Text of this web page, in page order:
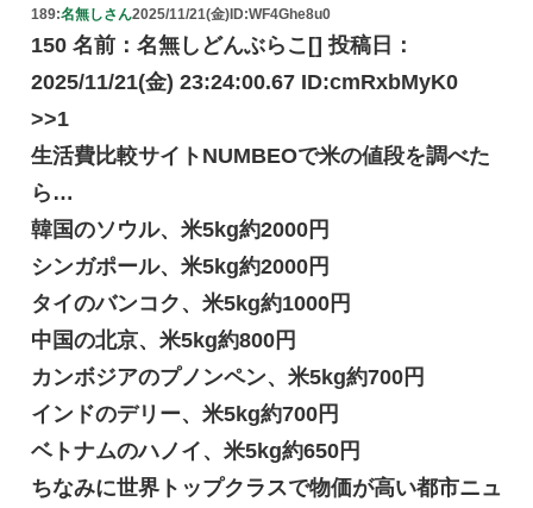
189:名無しさん2025/11/21(金) ID:WF4Ghe8u0
150 名前：名無しどんぶらこ[] 投稿日：
2025/11/21(金) 23:24:00.67 ID:cmRxbMyK0
>>1
生活費比較サイトNUMBEOで米の値段を調べた
ら…
韓国のソウル、米5kg約2000円
シンガポール、米5kg約2000円
タイのバンコク、米5kg約1000円
中国の北京、米5kg約800円
カンボジアのプノンペン、米5kg約700円
インドのデリー、米5kg約700円
ベトナムのハノイ、米5kg約650円
ちなみに世界トップクラスで物価が高い都市ニュ